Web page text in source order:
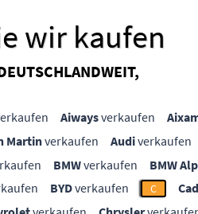
wir kaufen
Aiwaysverkaufen
Martinverkaufen Audiverkaufen
BMWverkaufen BMW
BYDverkaufen C